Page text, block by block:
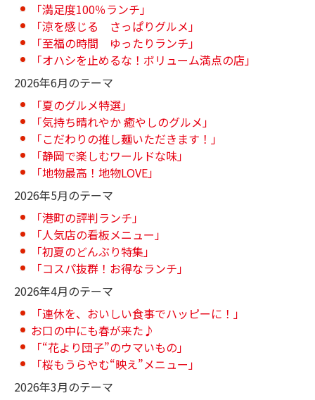
「満足度100％ランチ」
「涼を感じる さっぱりグルメ」
「至福の時間 ゆったりランチ」
「オハシを止めるな！ボリューム満点の店」
2026年6月のテーマ
「夏のグルメ特選」
「気持ち晴れやか 癒やしのグルメ」
「こだわりの推し麺いただきます！」
「静岡で楽しむワールドな味」
「地物最高！地物LOVE」
2026年5月のテーマ
「港町の評判ランチ」
「人気店の看板メニュー」
「初夏のどんぶり特集」
「コスパ抜群！お得なランチ」
2026年4月のテーマ
「連休を、おいしい食事でハッピーに！」
お口の中にも春が来た♪
「“花より団子”のウマいもの」
「桜もうらやむ“映え”メニュー」
2026年3月のテーマ